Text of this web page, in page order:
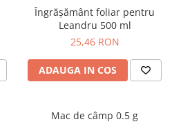
Îngrășământ foliar pentru
Leandru 500 ml
25,46 RON
ADAUGA IN COS
Mac de câmp 0.5 g